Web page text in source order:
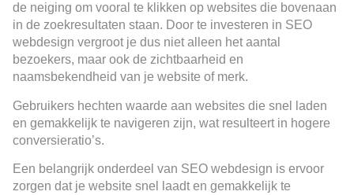
de neiging om vooral te klikken op websites die bovenaan
in de zoekresultaten staan. Door te investeren in SEO
webdesign vergroot je dus niet alleen het aantal
bezoekers, maar ook de zichtbaarheid en
naamsbekendheid van je website of merk.
Gebruikers hechten waarde aan websites die snel laden
en gemakkelijk te navigeren zijn, wat resulteert in hogere
conversieratio’s.
Een belangrijk onderdeel van SEO webdesign is ervoor
zorgen dat je website snel laadt en gemakkelijk te